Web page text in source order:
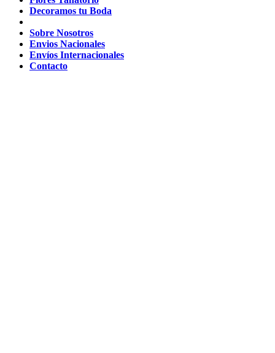
Decoramos tu Boda
Sobre Nosotros
Envios Nacionales
Envíos Internacionales
Contacto